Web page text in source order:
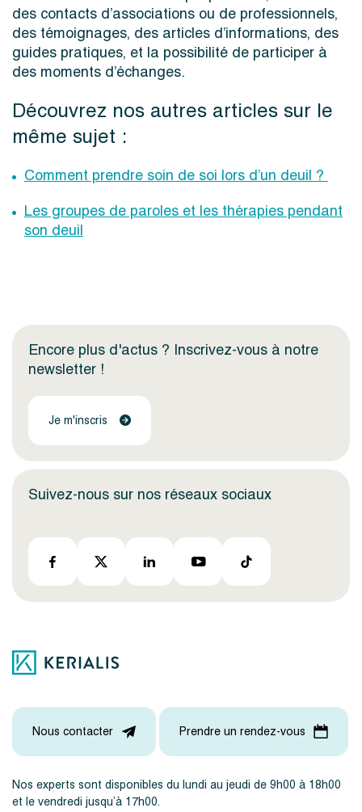
des contacts d’associations ou de professionnels,
des témoignages, des articles d’informations, des
guides pratiques, et la possibilité de participer à
des moments d’échanges.
Découvrez nos autres articles sur le
même sujet :
Comment prendre soin de soi lors d’un deuil ?
Les groupes de paroles et les thérapies pendant
son deuil
Encore plus d'actus ? Inscrivez-vous à notre
newsletter !
Je m'inscris
Suivez-nous sur nos réseaux sociaux
Nos experts sont disponibles du lundi au jeudi de 9h00 à 18h00
et le vendredi jusqu’à 17h00.
Nous contacter Prendre un rendez-vous